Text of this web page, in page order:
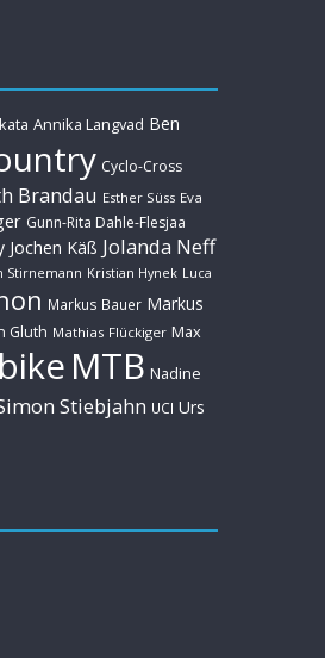
Annika Langvad Ben
Cyclo-Cross
Brandau Esther Süss Eva
Gunn-Rita Dahle-Flesjaa
Jochen Käß Jolanda Neff
Stirnemann Kristian Hynek Luca
Markus Bauer Markus
Gluth Mathias Flückiger Max
MTB Nadine
Stiebjahn UCI Urs